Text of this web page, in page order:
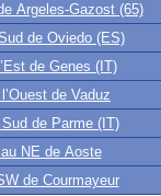
Argeles-Gazost (65)
de Oviedo (ES)
de Genes (IT)
de Vaduz
de Parme (IT)
NE de Aoste
de Courmayeur